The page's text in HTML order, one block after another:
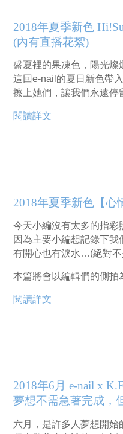
2018年夏季新色
(內有直播花絮)
盛夏裡的果凍色，陽光燦
這回e-nail的夏日新色帶
擦上她們，讓我們永遠停
閱讀詳文
2018年夏季新色【心
今天小編沒有太多的指彩
因為主要小編想記錄下我
有開心也有淚水…(絕對
本篇將會以編輯們的側拍
閱讀詳文
2018年6月 e-nail x
夢想不需急著完成，
六月，是許多人夢想開